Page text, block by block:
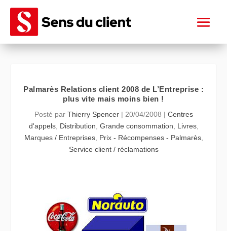
Palmarès Relations client 2008 de L’Entreprise :
plus vite mais moins bien !
Posté par Thierry Spencer| 20/04/2008 | Centres
d'appels, Distribution Grande consommation Livres,
Marques / Entreprises, Prix - Récompenses - Palmarès,
Service client / réclamations